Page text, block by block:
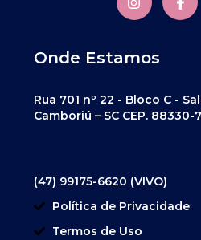
Onde Estamos
Rua 701 nº 22 - Bloco C -
Camboriú – SC CEP. 88330-
(47) 99175-6620 (VIVO)
Política de Privacidade
Termos de Uso